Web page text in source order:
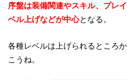
序盤は装備関連やスキル、プレ
ベル上げなどが中心となる。
各種レベルは上げられるところ
こうね。